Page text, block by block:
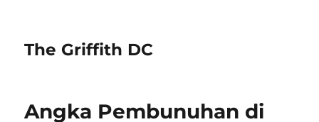
The Griffith DC
Angka Pembunuhan di